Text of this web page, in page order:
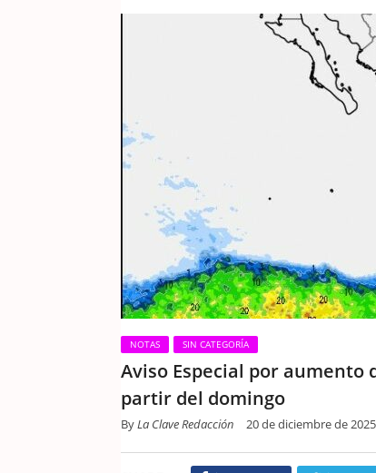
NOTAS SIN CATEGORÍA
Aviso Especial por aumento
partir del domingo
ByLa Clave Redacción 20 de diciembre de 2025